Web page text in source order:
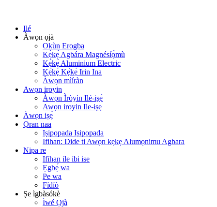
Ilé
Àwọn ọjà
Okùn Erogba
Kẹ̀kẹ́ Agbára Magnésíọ̀mù
Kẹ̀kẹ́ Aluminium Electric
Kẹ̀kẹ́ Kẹ̀kẹ́ Irin Ina
Àwọn mìíràn
Awọn iroyin
Àwọn Ìròyìn Ilé-iṣẹ́
Awọn iroyin Ile-iṣẹ
Àwọn iṣẹ́
Ọran naa
Iṣipopada Iṣipopada
Ifihan: Dide ti Awọn kẹkẹ Alumọnimu Agbara
Nipa re
Ifihan ile ibi ise
Ẹgbẹ́ wa
Pe wa
Fídíò
Ṣe ìgbàsókè
Ìwé Ọjà